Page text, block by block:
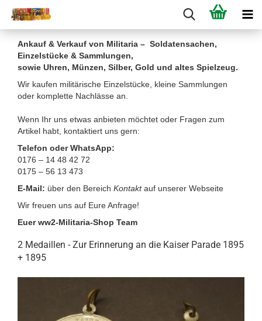
Ankauf & Verkauf von Militaria – Soldatensachen,
Einzelstücke & Sammlungen,
sowie Uhren, Münzen, Silber, Gold und altes Spielzeug.
Wir kaufen militärische Einzelstücke, kleine Sammlungen
oder komplette Nachlässe an.
Wenn Ihr uns etwas anbieten möchtet oder Fragen zum
Artikel habt, kontaktiert uns gern:
Telefon oder WhatsApp:
0176 – 14 48 42 72
0175 – 56 13 473
E-Mail: über den Bereich Kontakt auf unserer Webseite
Wir freuen uns auf Eure Anfrage!
Euer ww2-Militaria-Shop Team
2 Medaillen - Zur Erinnerung an die Kaiser Parade 1895
+ 1895